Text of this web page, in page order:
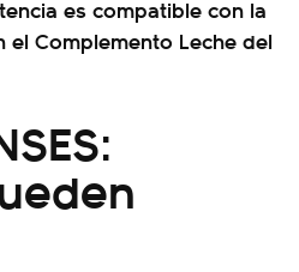
es compatible con la
Complemento Leche del